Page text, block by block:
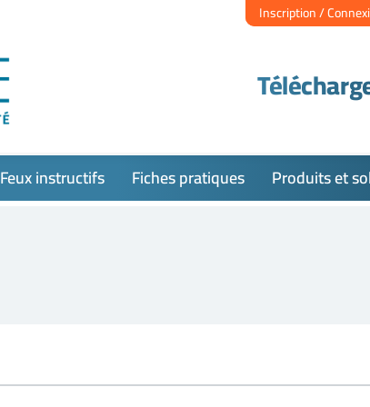
Inscription /
Feux instructifs Fiches pratiques Produits et